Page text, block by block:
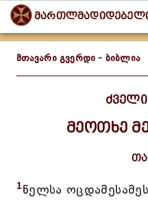
მთავარი გვერდი - ბიბლია
მეოთხე
1წელსა